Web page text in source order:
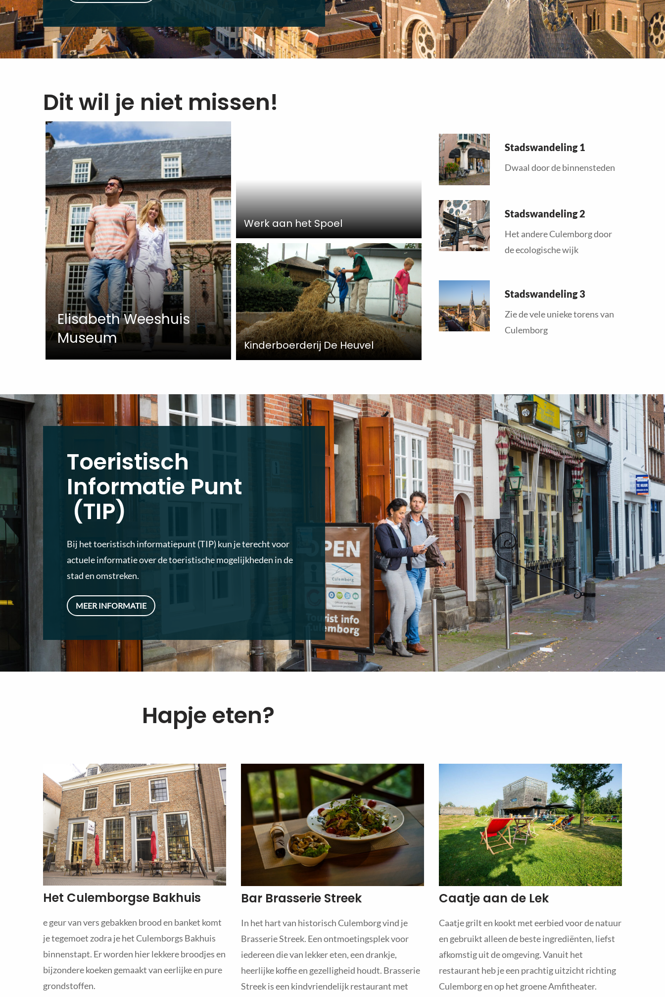
Dit wil je niet missen!
Elisabeth Weeshuis
Museum
Werk aan het Spoel
Kinderboerderij De Heuvel
Stadswandeling 1
Dwaal door de binnensteden
Read
more
about
Stadswandeling 2
Het andere Culemborg door
de ecologische wijk
Read
more
about
Stadswandeling 3
Zie de vele unieke torens van
Culemborg
Read
more
about
Toeristisch
Informatie Punt
(TIP)
Bij het toeristisch informatiepunt (TIP) kun je terecht voor
actuele informatie over de toeristische mogelijkheden in de
stad en omstreken.
MEER INFORMATIE
Hapje eten?
Het Culemborgse Bakhuis
e geur van vers gebakken brood en banket komt
je tegemoet zodra je het Culemborgs Bakhuis
binnenstapt. Er worden hier lekkere broodjes en
bijzondere koeken gemaakt van eerlijke en pure
grondstoffen.
Bar Brasserie Streek
In het hart van historisch Culemborg vind je
Brasserie Streek. Een ontmoetingsplek voor
iedereen die van lekker eten, een drankje,
heerlijke koffie en gezelligheid houdt. Brasserie
Streek is een kindvriendelijk restaurant met
Caatje aan de Lek
Caatje grilt en kookt met eerbied voor de natuur
en gebruikt alleen de beste ingrediënten, liefst
afkomstig uit de omgeving. Vanuit het
restaurant heb je een prachtig uitzicht richting
Culemborg en op het groene Amfitheater.